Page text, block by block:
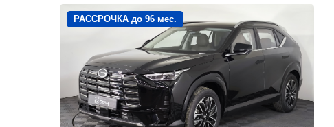
РАССРОЧКА до 96 мес.